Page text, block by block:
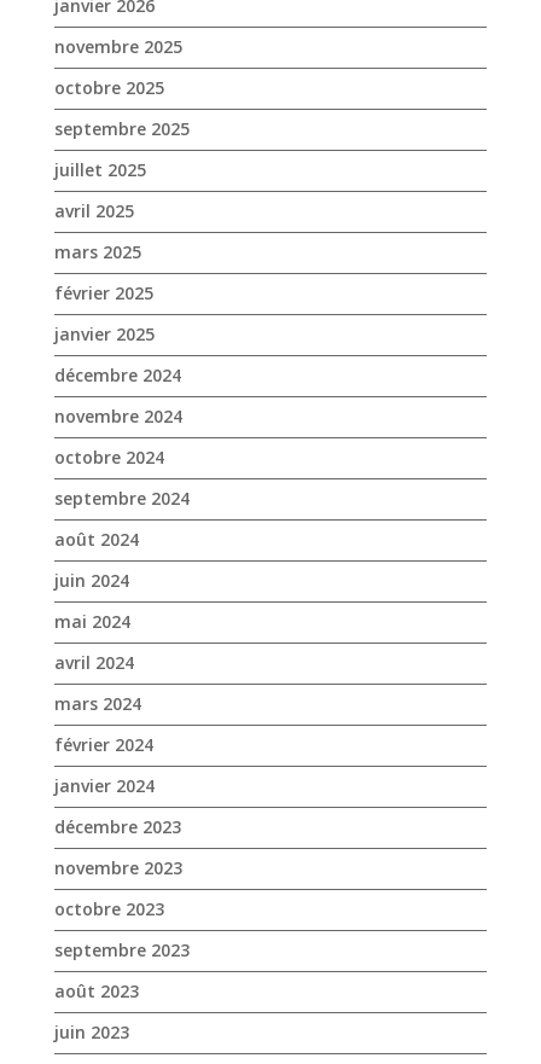
janvier 2026
novembre 2025
octobre 2025
septembre 2025
juillet 2025
avril 2025
mars 2025
février 2025
janvier 2025
décembre 2024
novembre 2024
octobre 2024
septembre 2024
août 2024
juin 2024
mai 2024
avril 2024
mars 2024
février 2024
janvier 2024
décembre 2023
novembre 2023
octobre 2023
septembre 2023
août 2023
juin 2023